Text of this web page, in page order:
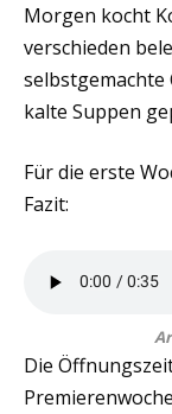
Morgen kocht
verschieden
selbstgemachte
kalte Suppen
Für die erste
Fazit:
Die